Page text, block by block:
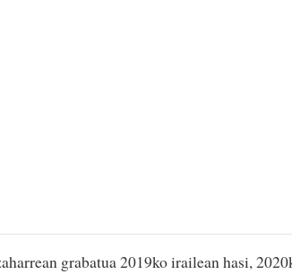
grabatua 2019ko irailean hasi,